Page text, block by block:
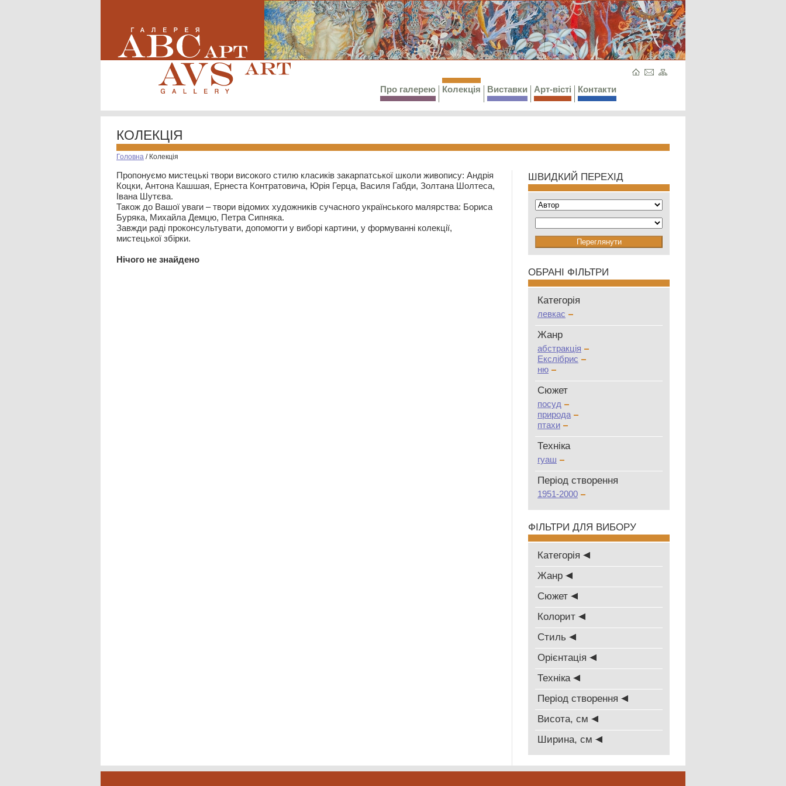
Про галерею Колекція Виставки Арт-вісті Контакти
КОЛЕКЦІЯ
Головна / Колекція
Пропонуємо мистецькі твори високого стилю класиків закарпатської школи живопису: Андрія
Коцки, Антона Кашшая, Ернеста Контратовича, Юрія Герца, Василя Габди, Золтана Шолтеса,
Івана Шутєва.
Також до Вашої уваги – твори відомих художників сучасного українського малярства: Бориса
Буряка, Михайла Демцю, Петра Сипняка.
Завжди раді проконсультувати, допомогти у виборі картини, у формуванні колекції,
мистецької збірки.
Нiчого не знайдено
ШВИДКИЙ ПЕРЕХІД
ОБРАНІ ФІЛЬТРИ
Категорія
левкас
Жанр
абстракція
Екслібрис
ню
Сюжет
посуд
природа
птахи
Техніка
гуаш
Період створення
1951-2000
ФІЛЬТРИ ДЛЯ ВИБОРУ
Категорія
Жанр
Сюжет
Колорит
Стиль
Oрієнтація
Техніка
Період створення
Висота, см
Ширина, см